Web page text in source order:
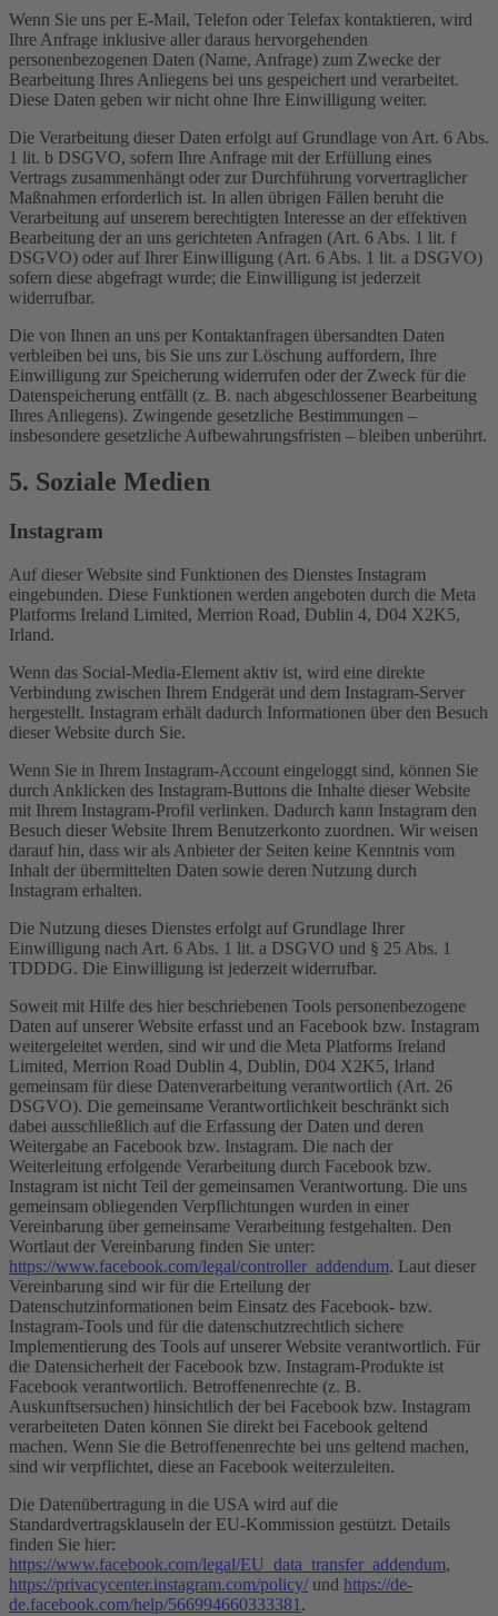
Wenn Sie uns per E-Mail, Telefon oder Telefax kontaktieren, wird
Ihre Anfrage inklusive aller daraus hervorgehenden
personenbezogenen Daten (Name, Anfrage) zum Zwecke der
Bearbeitung Ihres Anliegens bei uns gespeichert und verarbeitet.
Diese Daten geben wir nicht ohne Ihre Einwilligung weiter.
Die Verarbeitung dieser Daten erfolgt auf Grundlage von Art. 6 Abs.
1 lit. b DSGVO, sofern Ihre Anfrage mit der Erfüllung eines
Vertrags zusammenhängt oder zur Durchführung vorvertraglicher
Maßnahmen erforderlich ist. In allen übrigen Fällen beruht die
Verarbeitung auf unserem berechtigten Interesse an der effektiven
Bearbeitung der an uns gerichteten Anfragen (Art. 6 Abs. 1 lit. f
DSGVO) oder auf Ihrer Einwilligung (Art. 6 Abs. 1 lit. a DSGVO)
sofern diese abgefragt wurde; die Einwilligung ist jederzeit
widerrufbar.
Die von Ihnen an uns per Kontaktanfragen übersandten Daten
verbleiben bei uns, bis Sie uns zur Löschung auffordern, Ihre
Einwilligung zur Speicherung widerrufen oder der Zweck für die
Datenspeicherung entfällt (z. B. nach abgeschlossener Bearbeitung
Ihres Anliegens). Zwingende gesetzliche Bestimmungen –
insbesondere gesetzliche Aufbewahrungsfristen – bleiben unberührt.
5. Soziale Medien
Instagram
Auf dieser Website sind Funktionen des Dienstes Instagram
eingebunden. Diese Funktionen werden angeboten durch die Meta
Platforms Ireland Limited, Merrion Road, Dublin 4, D04 X2K5,
Irland.
Wenn das Social-Media-Element aktiv ist, wird eine direkte
Verbindung zwischen Ihrem Endgerät und dem Instagram-Server
hergestellt. Instagram erhält dadurch Informationen über den Besuch
dieser Website durch Sie.
Wenn Sie in Ihrem Instagram-Account eingeloggt sind, können Sie
durch Anklicken des Instagram-Buttons die Inhalte dieser Website
mit Ihrem Instagram-Profil verlinken. Dadurch kann Instagram den
Besuch dieser Website Ihrem Benutzerkonto zuordnen. Wir weisen
darauf hin, dass wir als Anbieter der Seiten keine Kenntnis vom
Inhalt der übermittelten Daten sowie deren Nutzung durch
Instagram erhalten.
Die Nutzung dieses Dienstes erfolgt auf Grundlage Ihrer
Einwilligung nach Art. 6 Abs. 1 lit. a DSGVO und § 25 Abs. 1
TDDDG. Die Einwilligung ist jederzeit widerrufbar.
Soweit mit Hilfe des hier beschriebenen Tools personenbezogene
Daten auf unserer Website erfasst und an Facebook bzw. Instagram
weitergeleitet werden, sind wir und die Meta Platforms Ireland
Limited, Merrion Road Dublin 4, Dublin, D04 X2K5, Irland
gemeinsam für diese Datenverarbeitung verantwortlich (Art. 26
DSGVO). Die gemeinsame Verantwortlichkeit beschränkt sich
dabei ausschließlich auf die Erfassung der Daten und deren
Weitergabe an Facebook bzw. Instagram. Die nach der
Weiterleitung erfolgende Verarbeitung durch Facebook bzw.
Instagram ist nicht Teil der gemeinsamen Verantwortung. Die uns
gemeinsam obliegenden Verpflichtungen wurden in einer
Vereinbarung über gemeinsame Verarbeitung festgehalten. Den
Wortlaut der Vereinbarung finden Sie unter:
https://www.facebook.com/legal/controller_addendum. Laut dieser
Vereinbarung sind wir für die Erteilung der
Datenschutzinformationen beim Einsatz des Facebook- bzw.
Instagram-Tools und für die datenschutzrechtlich sichere
Implementierung des Tools auf unserer Website verantwortlich. Für
die Datensicherheit der Facebook bzw. Instagram-Produkte ist
Facebook verantwortlich. Betroffenenrechte (z. B.
Auskunftsersuchen) hinsichtlich der bei Facebook bzw. Instagram
verarbeiteten Daten können Sie direkt bei Facebook geltend
machen. Wenn Sie die Betroffenenrechte bei uns geltend machen,
sind wir verpflichtet, diese an Facebook weiterzuleiten.
Die Datenübertragung in die USA wird auf die
Standardvertragsklauseln der EU-Kommission gestützt. Details
finden Sie hier:
https://www.facebook.com/legal/EU_data_transfer_addendum,
https://privacycenter.instagram.com/policy/ und https://de-
de.facebook.com/help/566994660333381 .